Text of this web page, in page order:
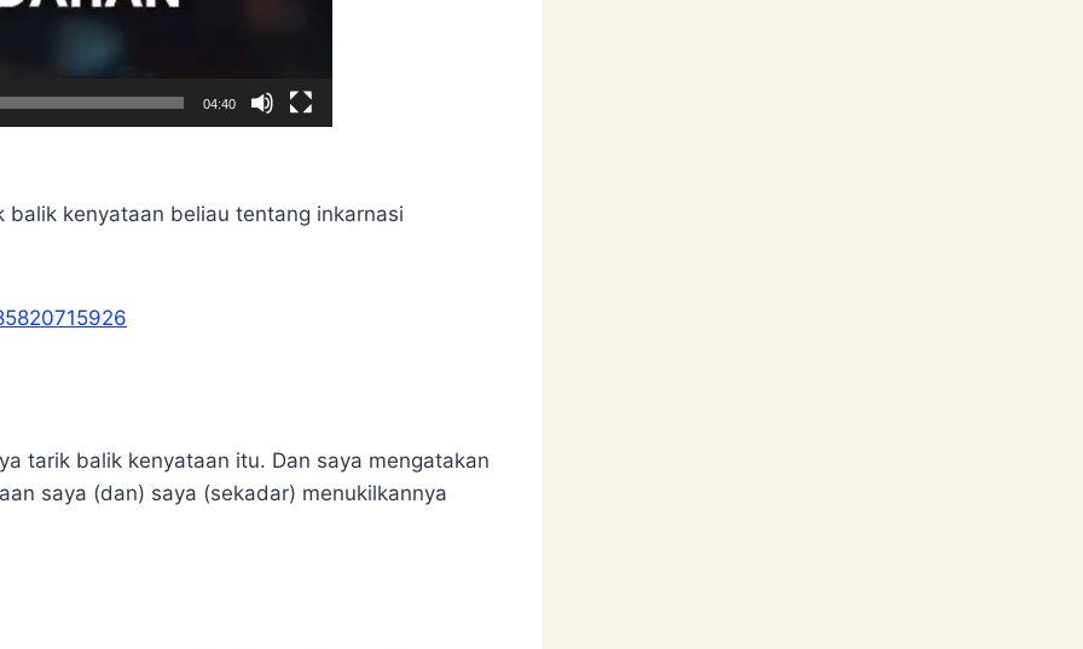
04:40
kenyataan beliau tentang inkarnasi
tarik balik kenyataan itu. Dan saya mengatakan
saya (dan) saya (sekadar) menukilkannya